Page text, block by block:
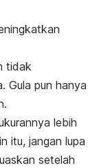
tidak
Gula pun hanya
lebih
itu, jangan lupa
setelah